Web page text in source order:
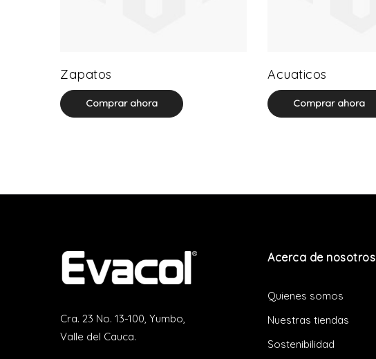
Zapatos
Comprar ahora
Acuaticos
Comprar ahora
Cra. 23 No. 13-100, Yumbo,
Valle del Cauca.
Acerca de nosotros
Quienes somos
Nuestras tiendas
Sostenibilidad